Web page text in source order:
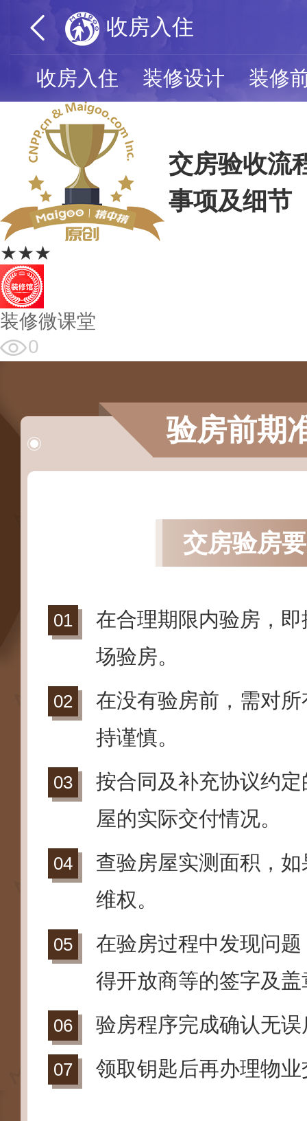
收房入住
收房入住 装修设计 装修
★★★
交房验收流
事项及细节
装修微课堂
0
验房前期
交房验房
在合理期限内验房，
场验房。
在没有验房前，需对
持谨慎。
按合同及补充协议约
屋的实际交付情况。
查验房屋实测面积，
维权。
在验房过程中发现问
得开放商等的签字及
验房程序完成确认无
领取钥匙后再办理物